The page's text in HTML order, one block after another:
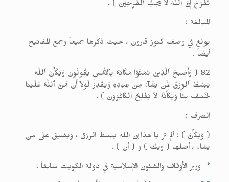
تَفْرَحْ إِنَّ ٱللَّهَ لاَ يُحِبُّ ٱلْفَرِحِينَ ) .
المبالغة :
بولغ في وصف كنوز قارون ، حيث ذكرها جميعاً وجمع المفاتيح
أيضاً .
82 ( وَأَصْبَحَ ٱلَّذِينَ تَمَنَّوْاْ مَكَانَهُ بِٱلأَمْسِ يَقُولُونَ وَيْكَأَنَّ ٱللَّهَ
يَبْسُطُ ٱلرِّزْقَ لِمَن يَشَآءُ مِنْ عِبَادِهِ وَيَقْدِرُ لَوْلاۤ أَن مَّنَّ ٱللَّهُ عَلَيْنَا
لَخَسَفَ بِنَا وَيْكَأَنَّهُ لاَ يُفْلِحُ ٱلْكَافِرُونَ ) .
الصرف :
( وَيْكَأَنَّ ) : ألم تر يا هذا إن الله يبسط الرزق ، ويضيق على من
يشاء ، أصلها ( ويك ) و ( أن ) .
*
وزير الأوقاف والشئون الإسلامية في دولة الكويت سابقاً .